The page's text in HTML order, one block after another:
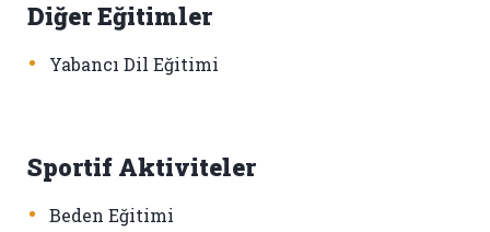
Diğer Eğitimler
• Yabancı Dil Eğitimi
Sportif Aktiviteler
• Beden Eğitimi